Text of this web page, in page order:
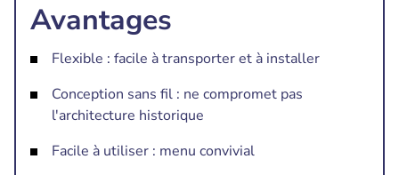
Avantages
Flexible : facile à transporter et à installer
Conception sans fil : ne compromet pas
l'architecture historique
Facile à utiliser : menu convivial